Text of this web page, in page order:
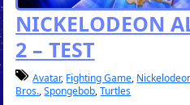
NICKELODEON
2 – TEST
Avatar, Fighting Game,
Bros.,Spongebob,Turtles